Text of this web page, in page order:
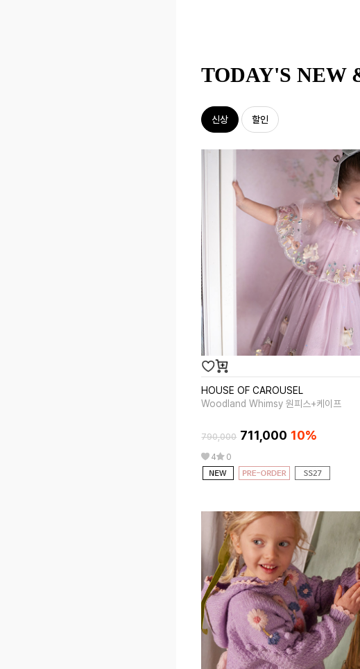
TODAY'S NEW
신상 할인
HOUSE OF CAROUSEL
Woodland Whimsy 원피스+케이프
790,000 711,000 10%
4 0